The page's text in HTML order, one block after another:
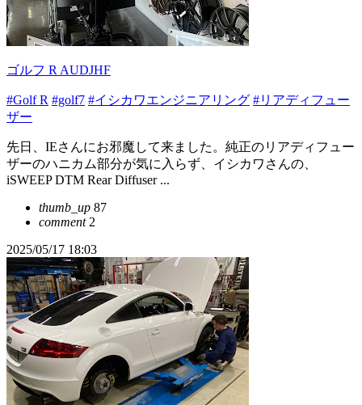
ゴルフ R AUDJHF
#Golf R #golf7 #イシカワエンジニアリング #リアディフュー
ザー
先日、IEさんにお邪魔して来ました。純正のリアディフュー
ザーのハニカム部分が気に入らず、イシカワさんの、
iSWEEP DTM Rear Diffuser ...
thumb_up 87
comment2
2025/05/17 18:03